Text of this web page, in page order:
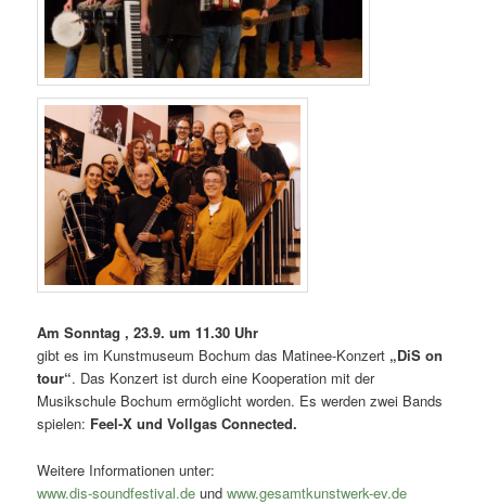
Am Sonntag , 23.9. um 11.30 Uhr
gibt es im Kunstmuseum Bochum das Matinee-Konzert „DiS on
tour“. Das Konzert ist durch eine Kooperation mit der
Musikschule Bochum ermöglicht worden. Es werden zwei Bands
spielen: Feel-X und Vollgas Connected.
Weitere Informationen unter:
www.dis-soundfestival.de undwww.gesamtkunstwerk-ev.de